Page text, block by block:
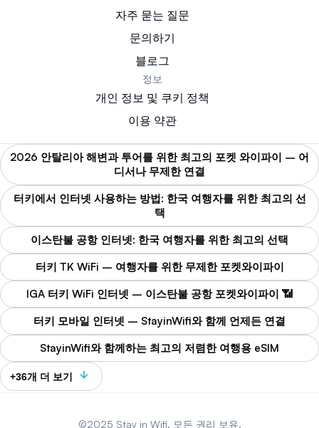
자주 묻는 질문
문의하기
블로그
정보
개인 정보 및 쿠키 정책
이용 약관
2026 안탈리아 해변과 투어를 위한 최고의 포켓 와이파이 – 어
디서나 무제한 연결
터키에서 인터넷 사용하는 방법: 한국 여행자를 위한 최고의 선
택
이스탄불 공항 인터넷: 한국 여행자를 위한 최고의 선택
터키 TK WiFi – 여행자를 위한 무제한 포켓와이파이
IGA 터키 WiFi 인터넷 – 이스탄불 공항 포켓와이파이 📶
터키 모바일 인터넷 – StayinWifi와 함께 언제든 연결
StayinWifi와 함께하는 최고의 저렴한 여행용 eSIM
+36개 더 보기
©2025 Stay in Wifi. 모든 권리 보유.